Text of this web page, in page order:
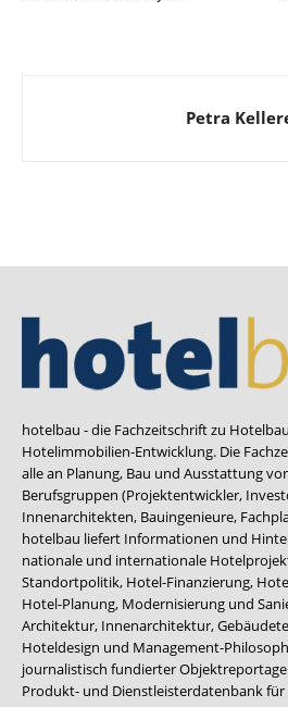
Petra
hotelbau - die Fachzeitschrift zu
Hotelimmobilien-Entwicklung. Die
alle an Planung, Bau und Ausstattung
Berufsgruppen (Projektentwickler,
Innenarchitekten, Bauingenieure,
hotelbau liefert Informationen und
nationale und internationale
Standortpolitik, Hotel-Finanzierung,
Hotel-Planung, Modernisierung und
Architektur, Innenarchitektur,
Hoteldesign und Management-
journalistisch fundierter
Produkt- und Dienstleisterdatenbank für